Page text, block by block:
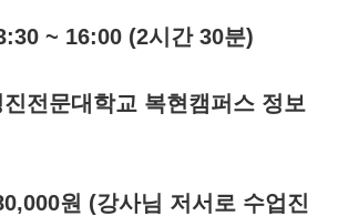
~ 16:00 (2시간 30분)
진전문대학교 복현캠퍼스 정보
0,000원 (강사님 저서로 수업진